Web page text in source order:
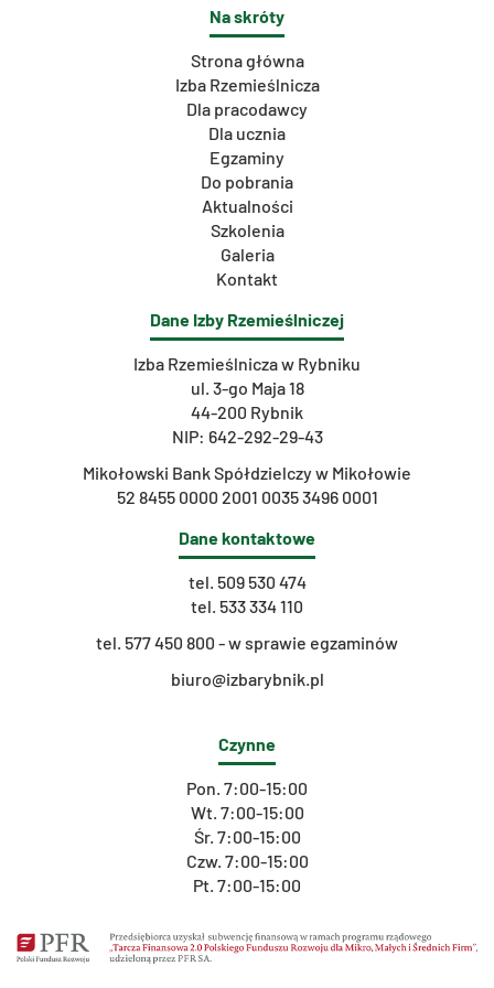
Na skróty
Strona główna
Izba Rzemieślnicza
Dla pracodawcy
Dla ucznia
Egzaminy
Do pobrania
Aktualności
Szkolenia
Galeria
Kontakt
Dane Izby Rzemieślniczej
Izba Rzemieślnicza w Rybniku
ul. 3-go Maja 18
44-200 Rybnik
NIP: 642-292-29-43
Mikołowski Bank Spółdzielczy w Mikołowie
52 8455 0000 2001 0035 3496 0001
Dane kontaktowe
tel. 509 530 474
tel. 533 334 110
tel. 577 450 800 - w sprawie egzaminów
biuro@izbarybnik.pl
Czynne
Pon. 7:00-15:00
Wt. 7:00-15:00
Śr. 7:00-15:00
Czw. 7:00-15:00
Pt. 7:00-15:00